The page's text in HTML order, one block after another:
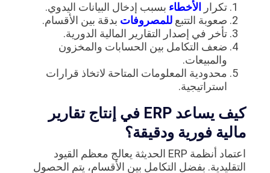
تكرار الأخطاء بسبب إدخال البيانات اليدوي.
صعوبة التتبع للمصروفات بدقة بين الأقسام.
تأخر في إصدار التقارير المالية الدورية.
ضعف التكامل بين الحسابات والمخزون
والمبيعات.
محدودية المعلومات المتاحة لاتخاذ قرارات
استراتيجية.
كيف يساعد ERP في إنتاج تقارير
مالية فورية ودقيقة؟
اعتماد أنظمة ERP الحديثة يعالج معظم القيود
التقليدية. بفضل التكامل بين الأقسام، يتم الحصول